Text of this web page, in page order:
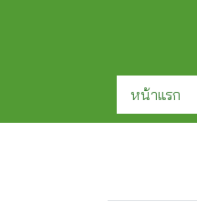
หน้าแรก